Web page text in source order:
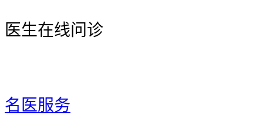
医生在线问诊
名医服务